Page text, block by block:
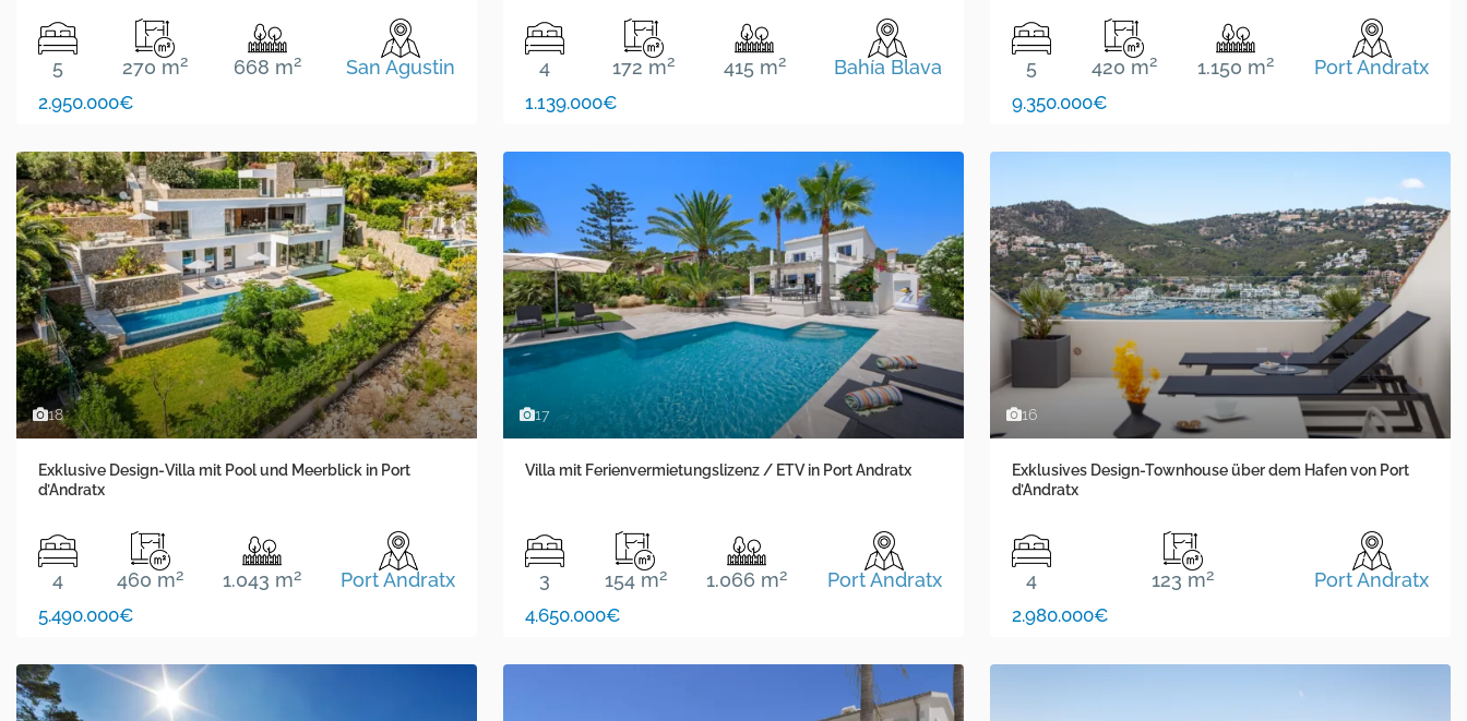
5 270 m2 668 m2 San Agustin
2.950.000€
4 172 m2 415 m2 Bahía Blava
1.139.000€
5 420 m2 1.150 m2 Port Andratx
9.350.000€
18
Exklusive Design-Villa mit Pool und Meerblick in Port
d’Andratx
4 460 m2 1.043 m2 Port Andratx
5.490.000€
17
Villa mit Ferienvermietungslizenz / ETV in Port Andratx
3 154 m2 1.066 m2 Port Andratx
4.650.000€
16
Exklusives Design-Townhouse über dem Hafen von Port
d’Andratx
4 123 m2 Port Andratx
2.980.000€